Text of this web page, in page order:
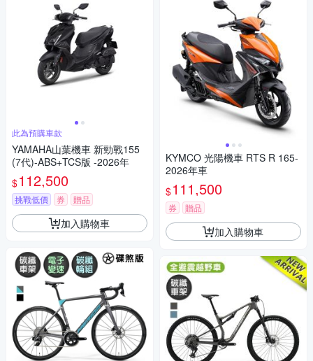
此為預購車款
YAMAHA山葉機車 新勁戰155
(7代)-ABS+TCS版 -2026年
$112,500
挑戰低價 券 贈品
加入購物車
KYMCO 光陽機車 RTS R 165-
2026年車
$111,500
券 贈品
加入購物車